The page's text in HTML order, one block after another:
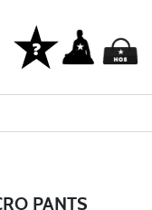
PANTS